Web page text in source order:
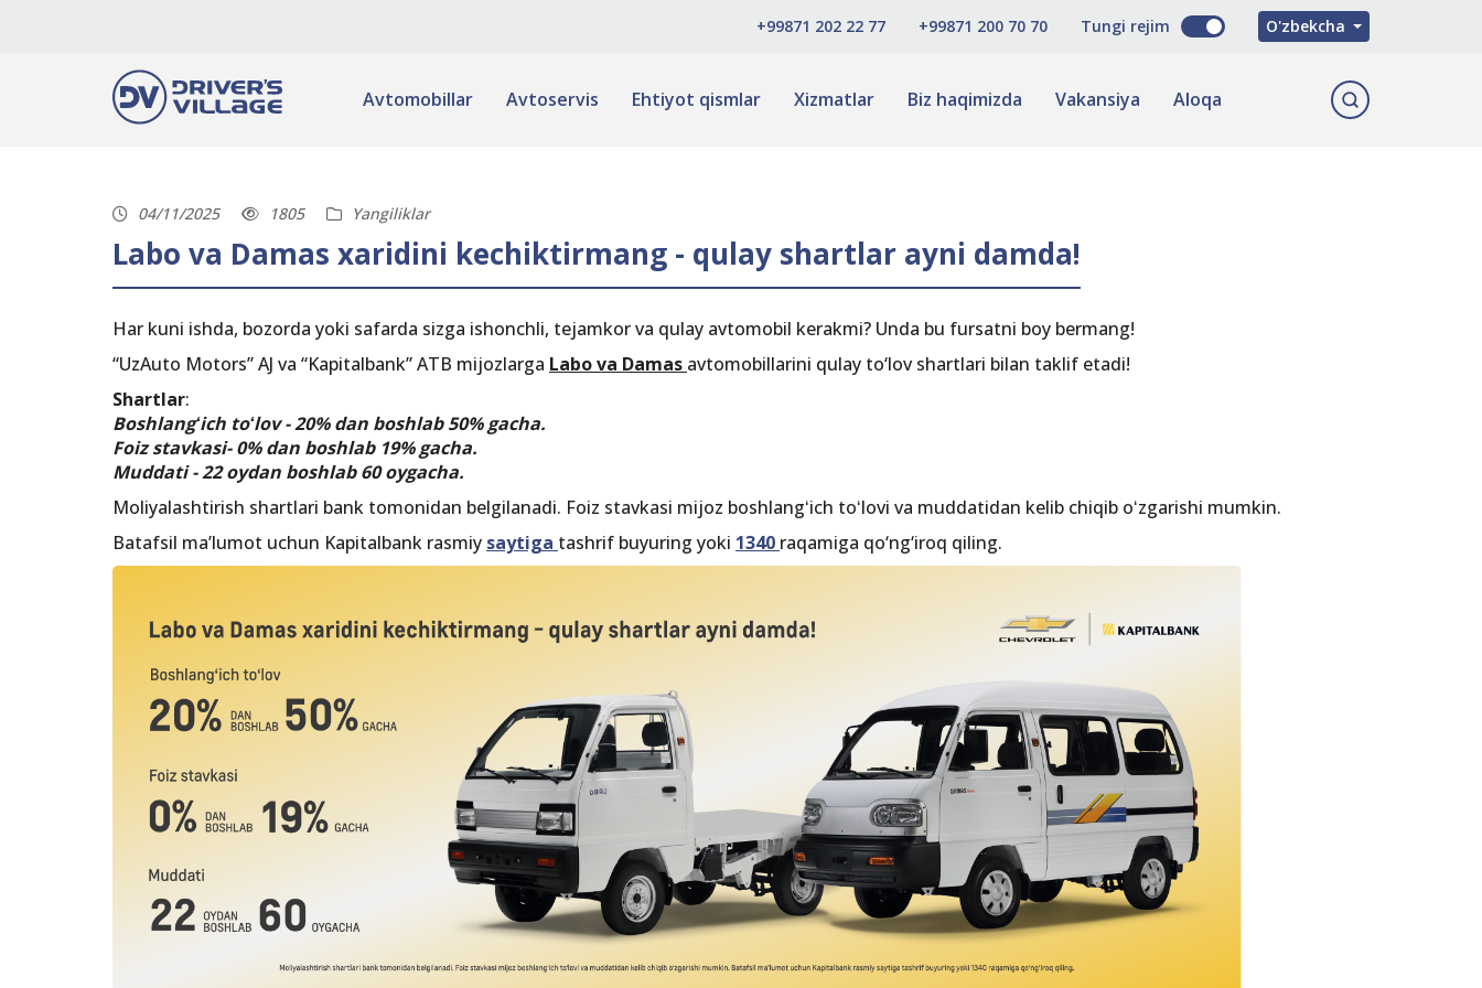
+99871 202 22 77 +99871 200 70 70 Tungi rejim O'zbekcha
Русский
Avtomobillar Avtoservis Ehtiyot qismlar Xizmatlar Biz haqimizda Vakansiya Aloqa
04/11/2025 1805 Yangiliklar
Labo va Damas xaridini kechiktirmang - qulay shartlar ayni damda!
Har kuni ishda, bozorda yoki safarda sizga ishonchli, tejamkor va qulay avtomobil kerakmi? Unda bu fursatni boy bermang!
“UzAuto Motors” AJ va “Kapitalbank” ATB mijozlarga Labo va Damas avtomobillarini qulay to‘lov shartlari bilan taklif etadi!
Shartlar:
Boshlangʻich toʻlov - 20% dan boshlab 50% gacha.
Foiz stavkasi- 0% dan boshlab 19% gacha.
Muddati - 22 oydan boshlab 60 oygacha.
Moliyalashtirish shartlari bank tomonidan belgilanadi. Foiz stavkasi mijoz boshlangʻich toʻlovi va muddatidan kelib chiqib oʻzgarishi mumkin.
Batafsil ma’lumot uchun Kapitalbank rasmiy saytiga tashrif buyuring yoki 1340 raqamiga qo‘ng‘iroq qiling.